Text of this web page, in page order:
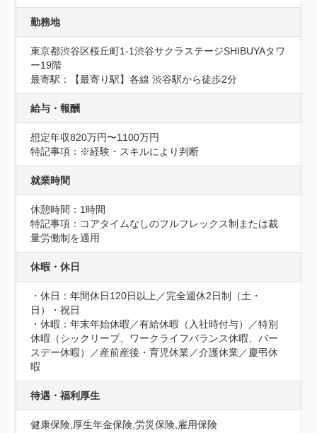
勤務地
東京都渋谷区桜丘町1-1渋谷サクラステージSHIBUYAタワ
ー19階
最寄駅：【最寄り駅】各線 渋谷駅から徒歩2分
給与・報酬
想定年収820万円〜1100万円
特記事項：※経験・スキルにより判断
就業時間
休憩時間：1時間
特記事項：コアタイムなしのフルフレックス制または裁
量労働制を適用
休暇・休日
・休日：年間休日120日以上／完全週休2日制（土・
日）・祝日
・休暇：年末年始休暇／有給休暇（入社時付与）／特別
休暇（シックリーブ、ワークライフバランス休暇、バー
スデー休暇）／産前産後・育児休業／介護休業／慶弔休
暇
待遇・福利厚生
健康保険,厚生年金保険,労災保険,雇用保険